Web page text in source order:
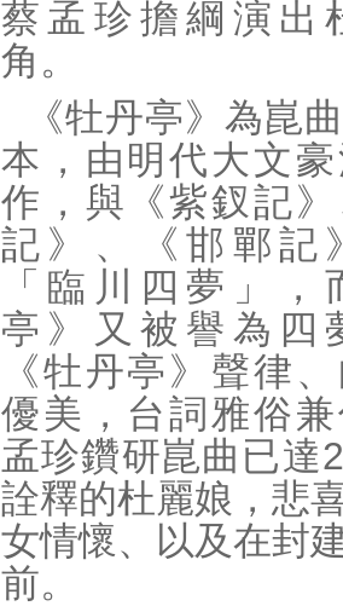
蔡孟珍擔綱演出
角。
《牡丹亭》為崑
本，由明代大文
作，與《紫釵記
記》、《邯鄲記
「臨川四夢」，
亭》又被譽為四
《牡丹亭》聲律
優美，台詞雅俗
孟珍鑽研崑曲已達
詮釋的杜麗娘，悲
女情懷、以及在封
前。